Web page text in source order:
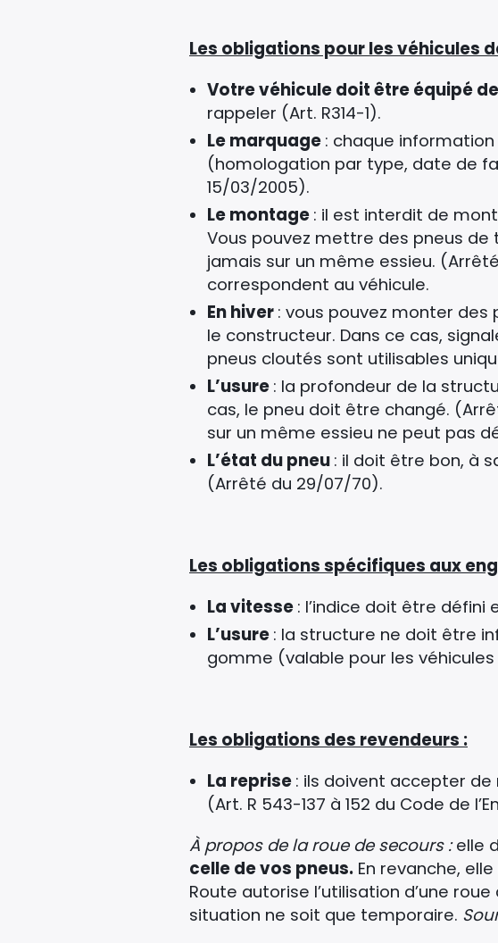
Les obligations pour les véhicules
Votre véhicule doit être équipé
rappeler (Art. R314-1).
Le marquage : chaque
(homologation par type, date de
15/03/2005).
Le montage : il est interdit de
Vous pouvez mettre des pneus de
jamais sur un même essieu.
correspondent au véhicule.
En hiver : vous pouvez monter des
le constructeur. Dans ce cas,
pneus cloutés sont utilisables
L’usure : la profondeur de la
cas, le pneu doit être changé.
sur un même essieu ne peut pas
L’état du pneu : il doit être bon, à
(Arrêté du 29/07/70).
Les obligations spécifiques aux
La vitesse : l’indice doit être
L’usure : la structure ne doit être
gomme (valable pour les véhicules
Les obligations des revendeurs :
La reprise : ils doivent accepter
(Art. R 543-137 à 152 du Code de
À propos de la roue de secours :elle
celle de vos pneus. En revanche,
Route autorise l’utilisation d’une
situation ne soit que temporaire.